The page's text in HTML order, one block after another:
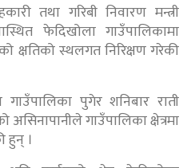
तथा गरिबी निवारण मन्त्री
फेदिखोला गाउँपालिकामा
क्षतिको स्थलगत निरिक्षण गरेकी
पुगेर शनिबार राती
गाउँपालिका क्षेत्रमा
हुन् ।